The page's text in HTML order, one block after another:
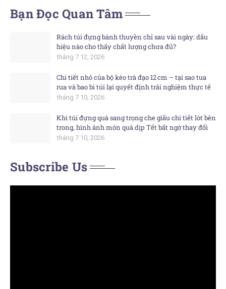
Bạn Đọc Quan Tâm
Rách túi đựng bánh thuyền chỉ sau vài ngày: dấu
hiệu nào cho thấy chất lượng chưa đủ?
tháng 7 12, 2026
Chi tiết nhỏ của bộ kéo trà đạo 12 cm – tại sao tua
rua và bao bì túi lại quyết định trải nghiệm thực tế
tháng 7 10, 2026
Khi túi đựng quà sang trọng che giấu chi tiết lót bên
trong, hình ảnh món quà dịp Tết bất ngờ thay đổi
tháng 7 10, 2026
Subscribe Us